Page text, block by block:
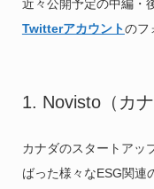
近々公開予定の中編・
Twitterアカウントのフ
1. Novisto（カ
カナダのスタートアッ
ばった様々なESG関連